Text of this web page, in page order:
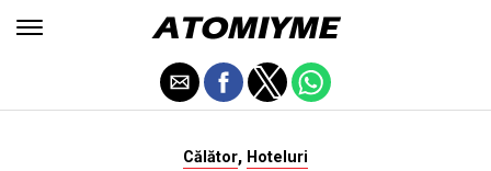
Călător, Hoteluri